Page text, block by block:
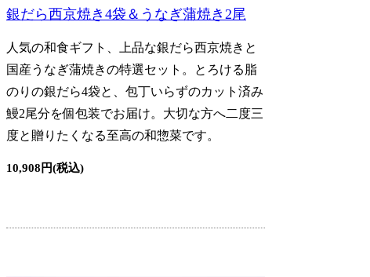
銀だら西京焼き4袋＆うなぎ蒲焼き2尾
人気の和食ギフト、上品な銀だら西京焼きと
国産うなぎ蒲焼きの特選セット。とろける脂
のりの銀だら4袋と、包丁いらずのカット済み
鰻2尾分を個包装でお届け。大切な方へ二度三
度と贈りたくなる至高の和惣菜です。
10,908円(税込)